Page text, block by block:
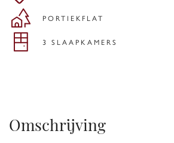
PORTIEKFLAT
3 SLAAPKAMERS
Omschrijving